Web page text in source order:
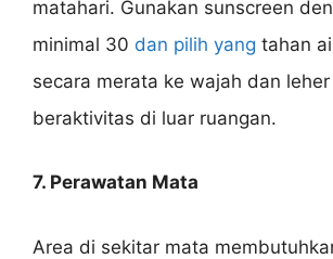
matahari. Gunakan sunscreen
minimal 30 dan pilih yang tahan
secara merata ke wajah dan
beraktivitas di luar ruangan.
7. Perawatan Mata
Area di sekitar mata